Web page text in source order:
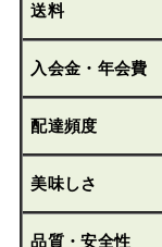
送料
入会金・年会費
配達頻度
美味しさ
品質・安全性